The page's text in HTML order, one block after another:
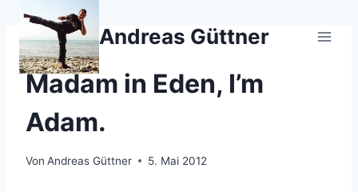
Zum
springen
Andreas Güttner
PALINDROM
Madam in Eden, I’m
Adam.
Von Andreas Güttner 5. Mai 2012